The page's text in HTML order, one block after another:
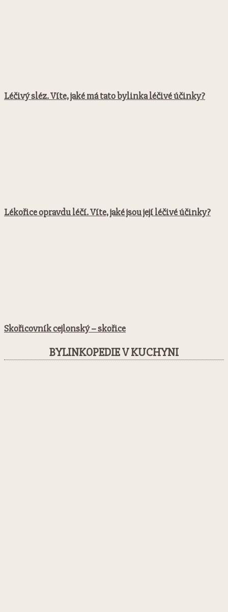
Léčivý sléz. Víte, jaké má tato bylinka léčivé účinky?
Lékořice opravdu léčí. Víte, jaké jsou její léčivé účinky?
Skořicovník cejlonský – skořice
BYLINKOPEDIE V KUCHYNI